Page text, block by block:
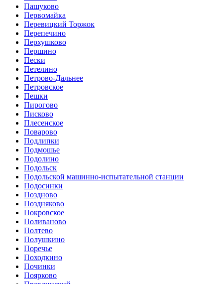
Пашуково
Первомайка
Перевицкий Торжок
Перепечино
Перхушково
Першино
Пески
Петелино
Петрово-Дальнее
Петровское
Пешки
Пирогово
Писково
Плесенское
Поварово
Подлипки
Подмошье
Подолино
Подольск
Подольской машинно-испытательной станции
Подосинки
Поздново
Поздняково
Покровское
Поливаново
Полтево
Полушкино
Поречье
Походкино
Починки
Поярково